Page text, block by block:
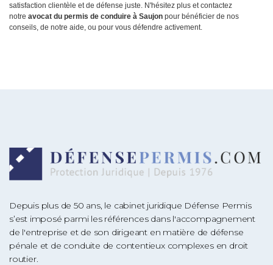
satisfaction clientèle et de défense juste. N'hésitez plus et contactez
notre avocat du permis de conduire à Saujon pour bénéficier de nos
conseils, de notre aide, ou pour vous défendre activement.
Depuis plus de 50 ans, le cabinet juridique Défense Permis
s’est imposé parmi les références dans l'accompagnement
de l'entreprise et de son dirigeant en matière de défense
pénale et de conduite de contentieux complexes en droit
routier.